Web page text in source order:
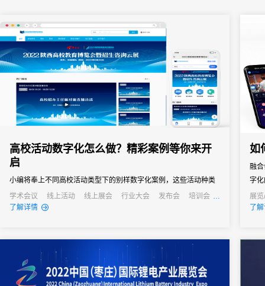
高校活动数字化怎么做？精彩案例等你来开
启
小编将奉上不同高校活动类型下的别样数字化案例，这些活动种类
多，需求多样，涉及高校的学术会议和论坛、高校的展览、校友活
动和社团活动、文艺赛事活动、培训活动、招聘活动等，类型之
学术会议 线上活动 线上展会 行业大会 发布会
培训会
了解详情
如
融
字
商
场
展
了